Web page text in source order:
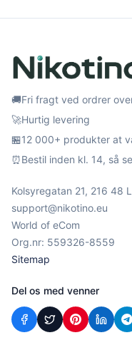
🚚Fri fragt ved ordrer
🚀Hurtig levering
🏪12 000+ produkter at
⏰Bestil inden kl. 14, så
Kolsyregatan 21, 216 48
support@nikotino.eu
World of eCom
Org.nr: 559326-8559
Sitemap
Del os med venner